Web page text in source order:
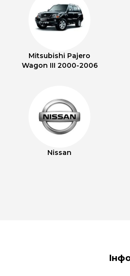
Mitsubishi Pajero
Wagon III 2000-2006
Nissan